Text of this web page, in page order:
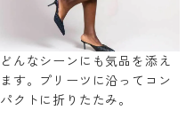
どんなシーンにも気品を添え
ます。プリーツに沿ってコン
パクトに折りたたみ。